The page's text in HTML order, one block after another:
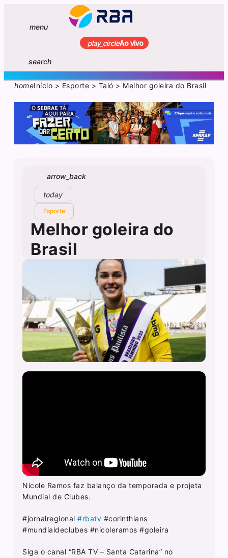
menu
play_circleAo vivo
search
homeInício > Esporte > Taió > Melhor goleira do Brasil
arrow_back
today
Esporte
Melhor goleira do
Brasil
Nicole Ramos faz balanço da temporada e projeta
Mundial de Clubes.
#jornalregional#rbatv #corinthians
#mundialdeclubes #nicoleramos #goleira
Siga o canal “RBA TV – Santa Catarina” no